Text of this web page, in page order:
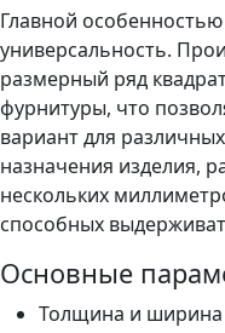
Главной
универсальность.
размерный ряд
фурнитуры, что
вариант для
назначения изделия,
нескольких
способных
Основные
Толщина и ширина